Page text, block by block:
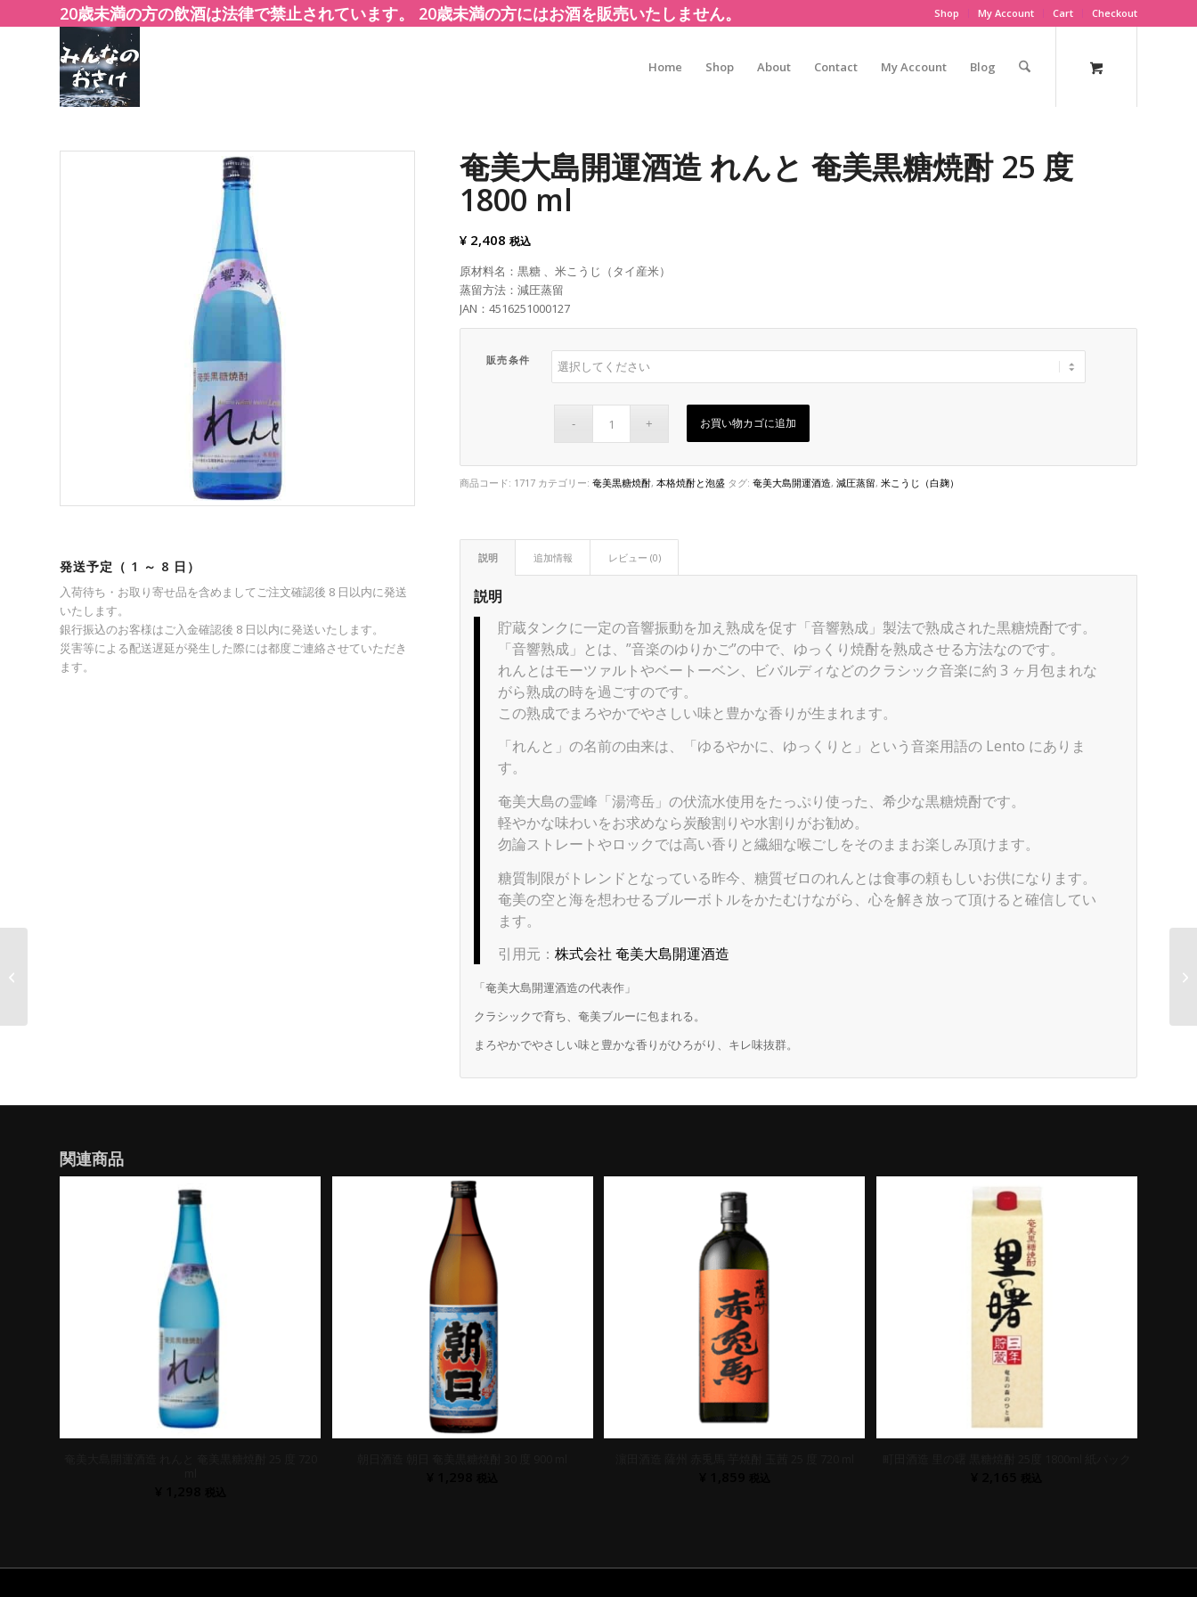
Shop My Account Cart Checkout
20歳未満の方の飲酒は法律で禁止されています。 20歳未満の方にはお酒を販売いたしません。
Home Shop About Contact My Account Blog
発送予定（ 1 ～ 8 日）
入荷待ち・お取り寄せ品を含めましてご注文確認後 8 日以内に発送
いたします。
銀行振込のお客様はご入金確認後 8 日以内に発送いたします。
災害等による配送遅延が発生した際には都度ご連絡させていただき
ます。
奄美大島開運酒造 れんと 奄美黒糖焼酎 25 度
1800 ml
¥ 2,408 税込
原材料名：黒糖 、米こうじ（タイ産米）
蒸留方法：減圧蒸留
JAN：4516251000127
販売条件
お買い物カゴに追加
商品コード: 1717 カテゴリー:奄美黒糖焼酎,本格焼酎と泡盛 タグ:奄美大島開運酒造,減圧蒸留,米こうじ（白麹）
説明 追加情報 レビュー (0)
説明
貯蔵タンクに一定の音響振動を加え熟成を促す「音響熟成」製法で熟成された黒糖焼酎です。
「音響熟成」とは、”音楽のゆりかご”の中で、ゆっくり焼酎を熟成させる方法なのです。
れんとはモーツァルトやベートーベン、ビバルディなどのクラシック音楽に約 3 ヶ月包まれな
がら熟成の時を過ごすのです。
この熟成でまろやかでやさしい味と豊かな香りが生まれます。
「れんと」の名前の由来は、「ゆるやかに、ゆっくりと」という音楽用語の Lento にありま
す。
奄美大島の霊峰「湯湾岳」の伏流水使用をたっぷり使った、希少な黒糖焼酎です。
軽やかな味わいをお求めなら炭酸割りや水割りがお勧め。
勿論ストレートやロックでは高い香りと繊細な喉ごしをそのままお楽しみ頂けます。
糖質制限がトレンドとなっている昨今、糖質ゼロのれんとは食事の頼もしいお供になります。
奄美の空と海を想わせるブルーボトルをかたむけながら、心を解き放って頂けると確信してい
ます。
引用元：株式会社 奄美大島開運酒造
「奄美大島開運酒造の代表作」
クラシックで育ち、奄美ブルーに包まれる。
まろやかでやさしい味と豊かな香りがひろがり、キレ味抜群。
関連商品